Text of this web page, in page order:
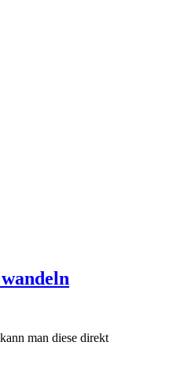
man diese direkt